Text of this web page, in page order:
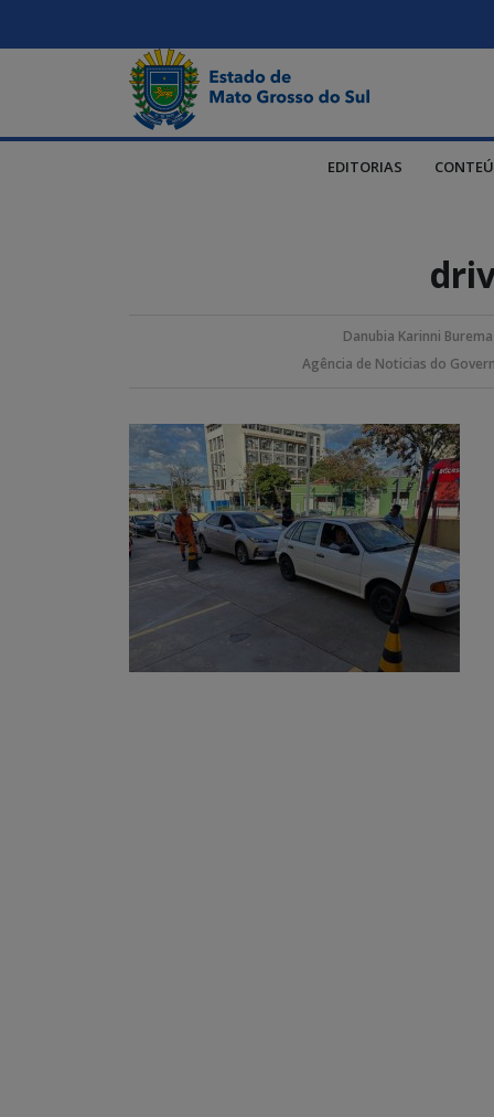
EDITORIAS
Danubia Karinni
Agência de Noticias do